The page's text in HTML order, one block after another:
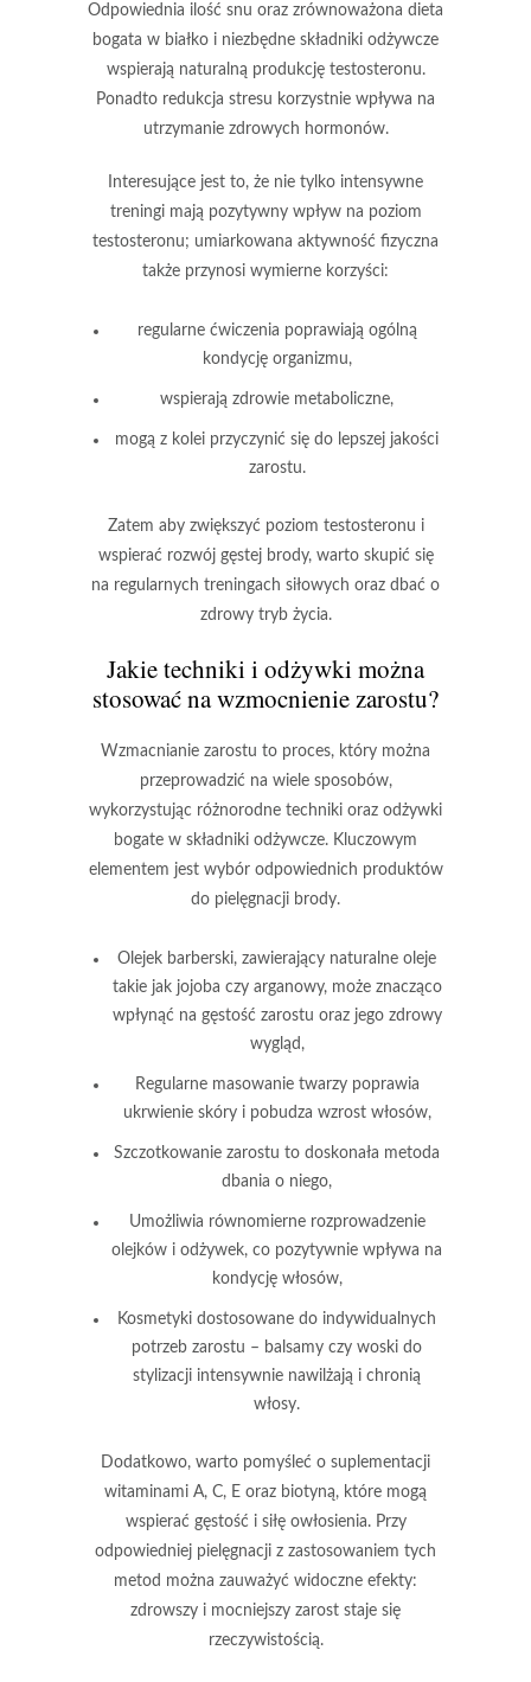
Odpowiednia ilość snu oraz zrównoważona dieta
bogata w białko i niezbędne składniki odżywcze
wspierają naturalną produkcję testosteronu.
Ponadto redukcja stresu korzystnie wpływa na
utrzymanie zdrowych hormonów.
Interesujące jest to, że nie tylko intensywne
treningi mają pozytywny wpływ na poziom
testosteronu; umiarkowana aktywność fizyczna
także przynosi wymierne korzyści:
regularne ćwiczenia poprawiają ogólną
kondycję organizmu,
wspierają zdrowie metaboliczne,
mogą z kolei przyczynić się do lepszej jakości
zarostu.
Zatem aby zwiększyć poziom testosteronu i
wspierać rozwój gęstej brody, warto skupić się
na regularnych treningach siłowych oraz dbać o
zdrowy tryb życia.
Jakie techniki i odżywki można
stosować na wzmocnienie zarostu?
Wzmacnianie zarostu to proces, który można
przeprowadzić na wiele sposobów,
wykorzystując różnorodne techniki oraz odżywki
bogate w składniki odżywcze. Kluczowym
elementem jest wybór odpowiednich produktów
do pielęgnacji brody.
Olejek barberski, zawierający naturalne oleje
takie jak jojoba czy arganowy, może znacząco
wpłynąć na gęstość zarostu oraz jego zdrowy
wygląd,
Regularne masowanie twarzypoprawia
ukrwienie skóry i pobudza wzrost włosów,
Szczotkowanie zarostu to doskonała metoda
dbania o niego,
Umożliwia równomierne rozprowadzenie
olejków i odżywek, co pozytywnie wpływa na
kondycję włosów,
Kosmetyki dostosowane do indywidualnych
potrzeb zarostu – balsamy czy woski do
stylizacji intensywnie nawilżają i chronią
włosy.
Dodatkowo, warto pomyśleć o suplementacji
witaminami A, C, E oraz biotyną, które mogą
wspierać gęstość i siłę owłosienia. Przy
odpowiedniej pielęgnacji z zastosowaniem tych
metod można zauważyć widoczne efekty:
zdrowszy i mocniejszy zarost staje się
rzeczywistością.